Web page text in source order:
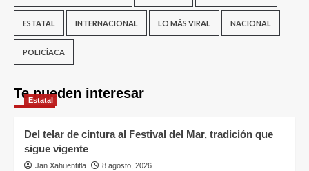
ESTATAL INTERNACIONAL LO MÁS VIRAL NACIONAL
POLICÍACA
Te pueden interesar
Estatal
Del telar de cintura al Festival del Mar, tradición que
sigue vigente
Jan Xahuentitla 8 agosto, 2026